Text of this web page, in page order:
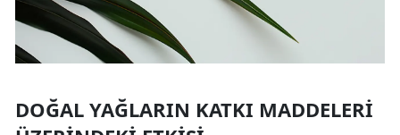
DOĞAL YAĞLARIN KATKI MADDELERI